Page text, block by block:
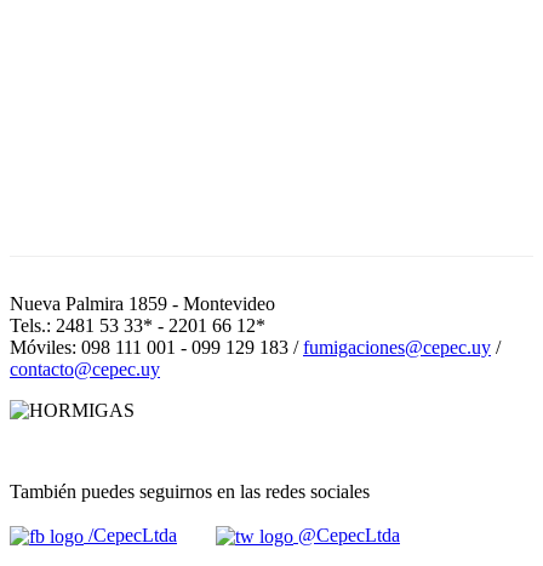
Nueva Palmira 1859 - Montevideo
Tels.: 2481 53 33* - 2201 66 12*
Móviles: 098 111 001 - 099 129 183 /fumigaciones@cepec.uy /
contacto@cepec.uy
También puedes seguirnos en las redes sociales
/CepecLtda @CepecLtda